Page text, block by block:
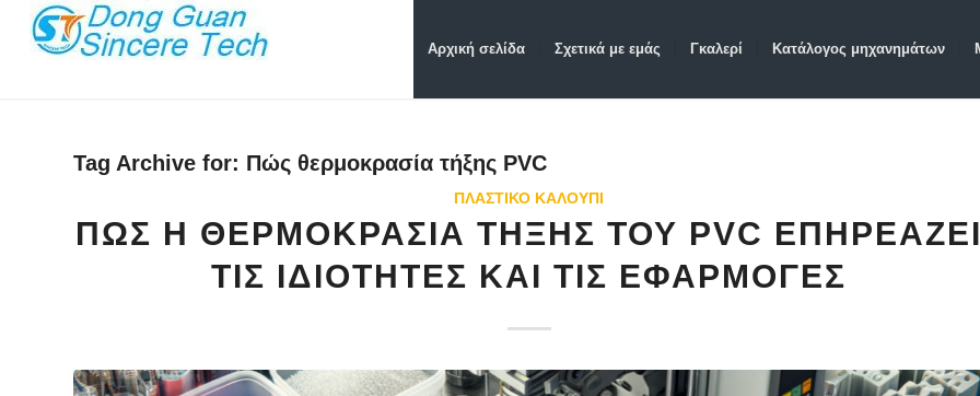
Αρχική σελίδα Σχετικά με εμάς Γκαλερί Κατάλογος μηχανημάτων
Tag Archive for: Πώς θερμοκρασία τήξης PVC
ΠΛΑΣΤΙΚΌ ΚΑΛΟΎΠΙ
ΠΏΣ Η ΘΕΡΜΟΚΡΑΣΊΑ ΤΉΞΗΣ ΤΟΥ PVC
ΤΙΣ ΙΔΙΌΤΗΤΕΣ ΚΑΙ ΤΙΣ ΕΦΑΡΜΟΓΈΣ